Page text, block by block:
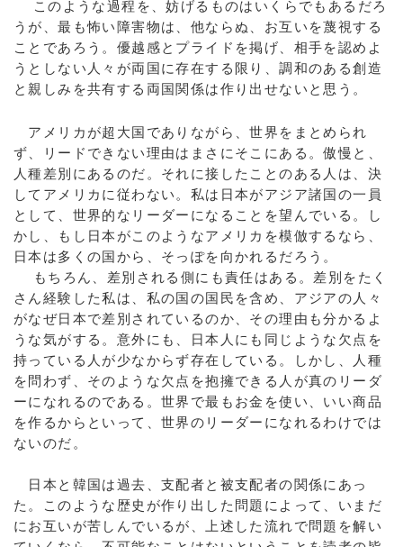
このような過程を、妨げるものはいくらでもあるだろ
うが、最も怖い障害物は、他ならぬ、お互いを蔑視する
ことであろう。優越感とプライドを掲げ、相手を認めよ
うとしない人々が両国に存在する限り、調和のある創造
と親しみを共有する両国関係は作り出せないと思う。
アメリカが超大国でありながら、世界をまとめられ
ず、リードできない理由はまさにそこにある。傲慢と、
人種差別にあるのだ。それに接したことのある人は、決
してアメリカに従わない。私は日本がアジア諸国の一員
として、世界的なリーダーになることを望んでいる。し
かし、もし日本がこのようなアメリカを模倣するなら、
日本は多くの国から、そっぽを向かれるだろう。
もちろん、差別される側にも責任はある。差別をたく
さん経験した私は、私の国の国民を含め、アジアの人々
がなぜ日本で差別されているのか、その理由も分かるよ
うな気がする。意外にも、日本人にも同じような欠点を
持っている人が少なからず存在している。しかし、人種
を問わず、そのような欠点を抱擁できる人が真のリーダ
ーになれるのである。世界で最もお金を使い、いい商品
を作るからといって、世界のリーダーになれるわけでは
ないのだ。
日本と韓国は過去、支配者と被支配者の関係にあっ
た。このような歴史が作り出した問題によって、いまだ
にお互いが苦しんでいるが、上述した流れで問題を解い